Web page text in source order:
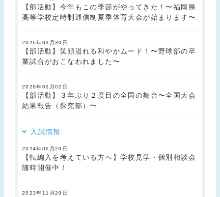
【部活動】今年もこの季節がやってきた！〜福岡県
高等学校定時制通信制夏季体育大会が始まります〜
2026年03月30日
【部活動】笑顔溢れる和やかムード！〜野球部の卒
業試合がおこなわれました〜
2026年03月02日
【部活動】３年ぶり２度目の全国の舞台〜全国大会
結果報告（探究部）〜
入試情報
2024年09月20日
【転編入を考えている方へ】学校見学・個別相談会
随時開催中！
2023年11月20日